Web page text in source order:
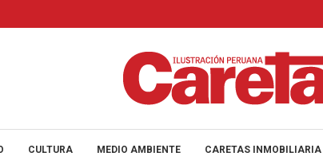
CULTURA MEDIO AMBIENTE CARETAS INMOBILIARIA